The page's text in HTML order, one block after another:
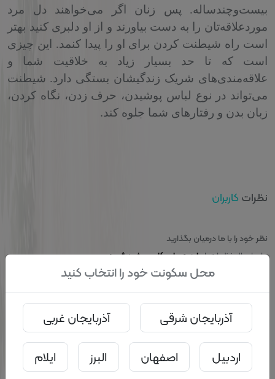
بیست‌وچندساله. پس زنان اگر می‌خواهند دل مرد
موردعلاقه‌تان را به دست بیاورند و از او دلبری کنید بهتر
است راه شیطنت کردن برای او را پیدا کنمد. این چیزی
است که تا حد بسیار زیاد به خلاقیت شما و
علاقه‌مندی‌های شریک زندگیشان بستگی دارد. شیطنت
می‌تواند در نوع لباس پوشیدن، حرف زدن، نگاه کردن،
زبان بدن و رفتارهای شما جلوه کند.
نظرات کاربران
نظر خود را با ما درمیان بگذارید
برای ارسال نظر ابتداوارد حساب کاربری خود شوید.
مقالات مرتبط
محل سکونت خود را انتخاب کنید
آذربایجان شرقی
آذربایجان غربی
اردبیل
اصفهان البرز ایلام